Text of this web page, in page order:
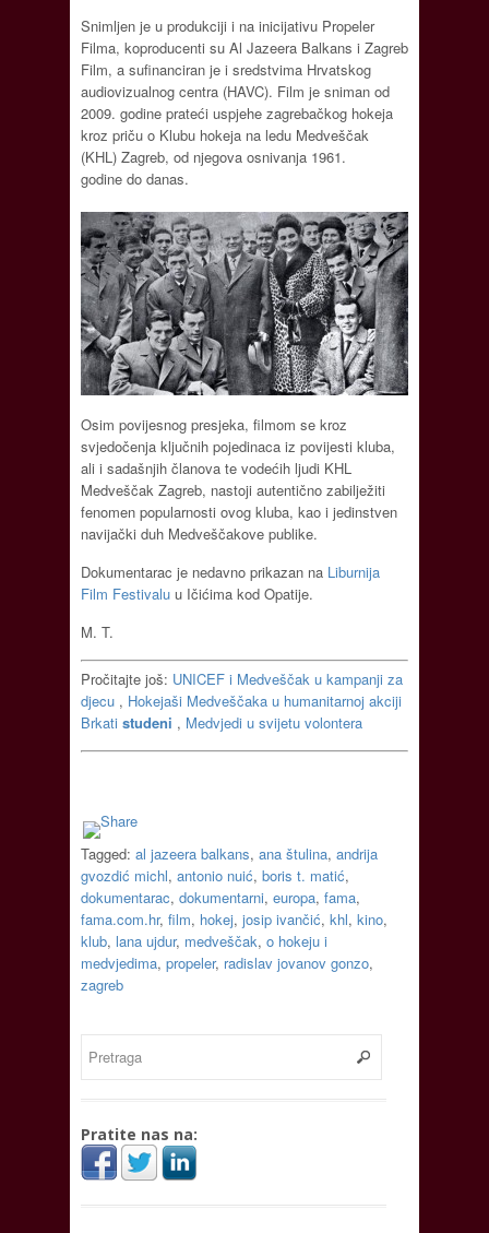
Snimljen je u produkciji i na inicijativu Propeler
Filma, koproducenti su Al Jazeera Balkans i Zagreb
Film, a sufinanciran je i sredstvima Hrvatskog
audiovizualnog centra (HAVC). Film je sniman od
2009. godine prateći uspjehe zagrebačkog hokeja
kroz priču o Klubu hokeja na ledu Medveščak
(KHL) Zagreb, od njegova osnivanja 1961.
godine do danas.
Osim povijesnog presjeka, filmom se kroz
svjedočenja ključnih pojedinaca iz povijesti kluba,
ali i sadašnjih članova te vodećih ljudi KHL
Medveščak Zagreb, nastoji autentično zabilježiti
fenomen popularnosti ovog kluba, kao i jedinstven
navijački duh Medveščakove publike.
Dokumentarac je nedavno prikazan na Liburnija
Film Festivalu u Ičićima kod Opatije.
M. T.
Pročitajte još: UNICEF i Medveščak u kampanji za
djecu , Hokejaši Medveščaka u humanitarnoj akciji
Brkati studeni , Medvjedi u svijetu volontera
Tagged: al jazeera balkans, ana štulina, andrija
gvozdić michl, antonio nuić, boris t. matić,
dokumentarac, dokumentarni, europa, fama,
fama.com.hr, film, hokej, josip ivančić, khl, kino,
klub, lana ujdur, medveščak, o hokeju i
medvjedima, propeler, radislav jovanov gonzo,
zagreb
Pratite nas na: